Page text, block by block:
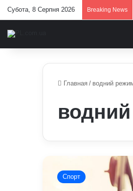
Субота, 8 Серпня 2026 Breaking News
Главная / водний
правильно
Спорт